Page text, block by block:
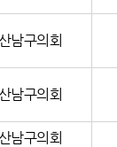
남구의회
남구의회
남구의회